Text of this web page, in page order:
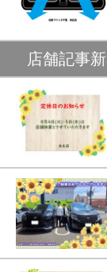
店舗記事